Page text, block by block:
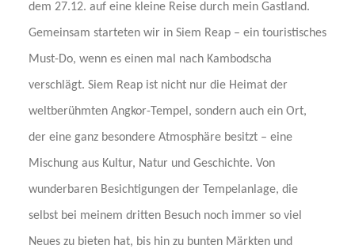
dem 27.12. auf eine kleine Reise durch mein Gastland.
Gemeinsam starteten wir in Siem Reap – ein touristisches
Must-Do, wenn es einen mal nach Kambodscha
verschlägt. Siem Reap ist nicht nur die Heimat der
weltberühmten Angkor-Tempel, sondern auch ein Ort,
der eine ganz besondere Atmosphäre besitzt – eine
Mischung aus Kultur, Natur und Geschichte. Von
wunderbaren Besichtigungen der Tempelanlage, die
selbst bei meinem dritten Besuch noch immer so viel
Neues zu bieten hat, bis hin zu bunten Märkten und